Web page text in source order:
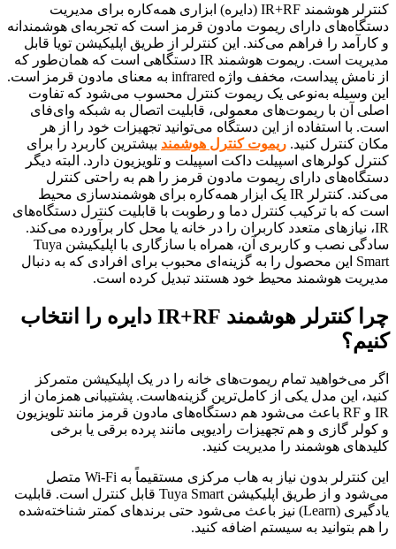
کنترلر هوشمند IR+RF (دایره) ابزاری همه‌کاره برای مدیریت
دستگاه‌های دارای ریموت مادون قرمز است که تجربه‌ای هوشمندانه
و کارآمد را فراهم می‌کند. این کنترلر از طریق اپلیکیشن تویا قابل‌
مدیریت است. ریموت هوشمند IR دستگاهی است که همان‌طور که
از نامش پیداست، مخفف واژه infrared به معنای مادون قرمز است.
این وسیله به‌نوعی یک ریموت کنترل محسوب می‌شود که تفاوت
اصلی آن با ریموت‌های معمولی، قابلیت اتصال به شبکه وای‌فای
است. با استفاده از این دستگاه می‌توانید تجهیزات خود را از هر
مکان کنترل کنید. ریموت کنترل هوشمند بیشترین کاربرد را برای
کنترل کولرهای اسپیلت داکت اسپیلت و تلویزیون دارد. البته دیگر
دستگاه‌های دارای ریموت مادون قرمز را هم به راحتی کنترل
می‌کند. کنترلر IR یک ابزار همه‌کاره برای هوشمندسازی محیط
است که با ترکیب کنترل دما و رطوبت با قابلیت کنترل دستگاه‌های
IR، نیازهای متعدد کاربران را در خانه یا محل کار برآورده می‌کند.
سادگی نصب و کاربری آن، همراه با سازگاری با اپلیکیشن Tuya
Smart این محصول را به گزینه‌ای محبوب برای افرادی که به دنبال
مدیریت هوشمند محیط خود هستند تبدیل کرده است.
چرا کنترلر هوشمند IR+RF دایره را انتخاب
کنیم؟
اگر می‌خواهید تمام ریموت‌های خانه را در یک اپلیکیشن متمرکز
کنید، این مدل یکی از کامل‌ترین گزینه‌هاست. پشتیبانی همزمان از
IR و RF باعث می‌شود هم دستگاه‌های مادون قرمز مانند تلویزیون
و کولر گازی و هم تجهیزات رادیویی مانند پرده برقی یا برخی
کلیدهای هوشمند را مدیریت کنید.
این کنترلر بدون نیاز به هاب مرکزی مستقیماً به Wi-Fi متصل
می‌شود و از طریق اپلیکیشن Tuya Smart قابل کنترل است. قابلیت
یادگیری (Learn) نیز باعث می‌شود حتی برندهای کمتر شناخته‌شده
را هم بتوانید به سیستم اضافه کنید.